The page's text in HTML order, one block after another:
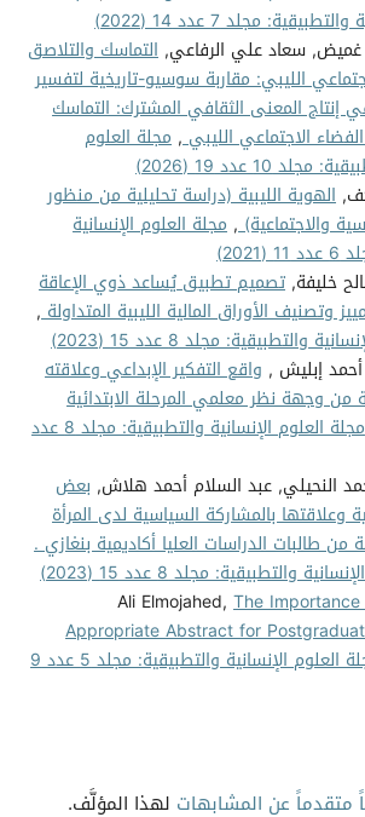
مجلد 7 عدد 14 (2022)
غميض, سعاد علي الرفاعي, التماسك والتلاصق
الليبي: مقاربة سوسيو-تاريخية لتفسير
في إنتاج المعنى الثقافي المشترك: التماسك
الاجتماعي الليبي, مجلة العلوم
10 عدد 19 (2026)
الهوية الليبية (دراسة تحليلية من منظور
والاجتماعية), مجلة العلوم الإنسانية
خليفة, تصميم تطبيق يُساعد ذوي الإعاقة
وتصنيف الأوراق المالية الليبية المتداولة,
والتطبيقية: مجلد 8 عدد 15 (2023)
أحمد إبليش , واقع التفكير الإبداعي وعلاقته
من وجهة نظر معلمي المرحلة الابتدائية
مجلة العلوم الإنسانية والتطبيقية: مجلد 8 عدد
النحيلي, عبد السلام أحمد هلاش, بعض
وعلاقتها بالمشاركة السياسية لدى المرأة
من طالبات الدراسات العليا أكاديمية بنغازي .
والتطبيقية: مجلد 8 عدد 15 (2023)
Ali Elmojahed,The
Appropriate Abstract for
مجلة العلوم الإنسانية والتطبيقية: مجلد 5 عدد 9
متقدماً عن المشابهات لهذا المؤلَّف.